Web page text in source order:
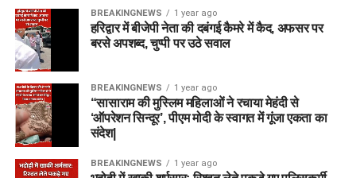
BREAKINGNEWS 1 year ago
हरिद्वार में बीजेपी नेता की दबंगई कैमरे में कैद, अफसर पर
बरसे अपशब्द, चुप्पी पर उठे सवाल
BREAKINGNEWS 1 year ago
“सासाराम की मुस्लिम महिलाओं ने रचाया मेहंदी से
‘ऑपरेशन सिन्दूर’, पीएम मोदी के स्वागत में गूंजा एकता का
संदेश|
BREAKINGNEWS 1 year ago